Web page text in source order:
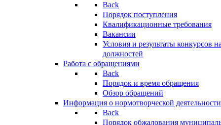
Back
Порядок поступления
Квалификационные требования
Вакансии
Условия и результаты конкурсов
должностей
Работа с обращениями
Back
Порядок и время обращения
Обзор обращений
Информация о нормотворческой деятельности
Back
Порядок обжалования